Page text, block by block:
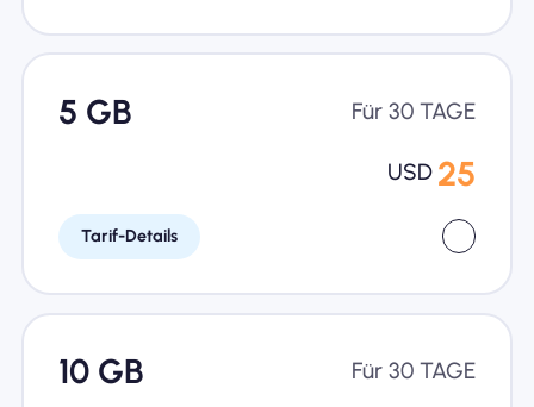
5 GB Für 30 TAGE
USD 25
Tarif-Details
10 GB Für 30 TAGE